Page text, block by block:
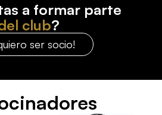
a formar parte
club?
ser socio!